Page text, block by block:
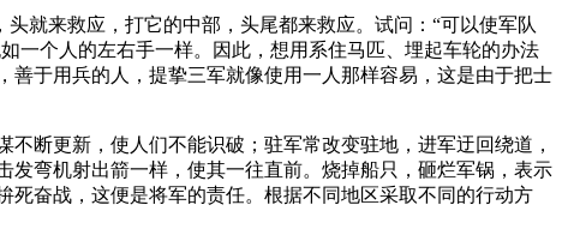
就来救应，打它的中部，头尾都来救应。试问：“可以使军队
一个人的左右手一样。因此，想用系住马匹、埋起车轮的办法
于用兵的人，提挚三军就像使用一人那样容易，这是由于把士
断更新，使人们不能识破；驻军常改变驻地，进军迂回绕道，
弯机射出箭一样，使其一往直前。烧掉船只，砸烂军锅，表示
奋战，这便是将军的责任。根据不同地区采取不同的行动方